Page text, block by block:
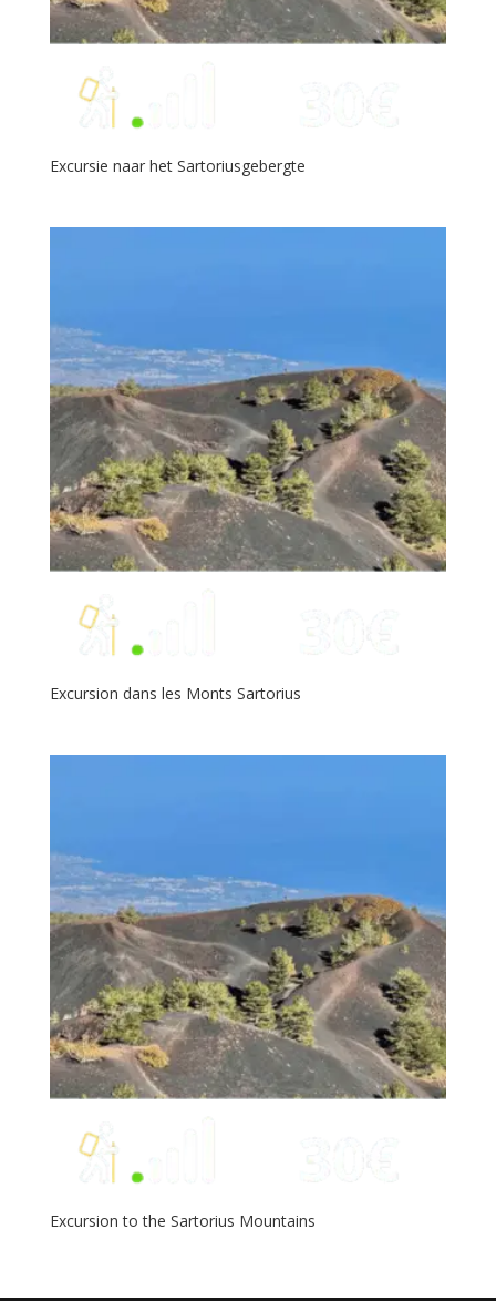
Excursie naar het Sartoriusgebergte
Excursion dans les Monts Sartorius
Excursion to the Sartorius Mountains